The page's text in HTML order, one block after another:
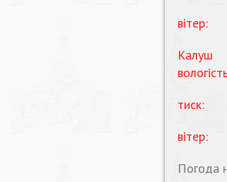
вітер:
Калуш
тиск:
вітер:
Погода